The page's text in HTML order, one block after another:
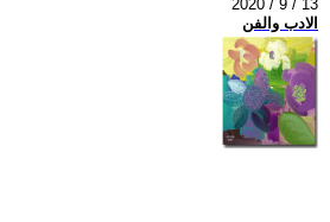
2020 / 9 / 13
الادب والفن